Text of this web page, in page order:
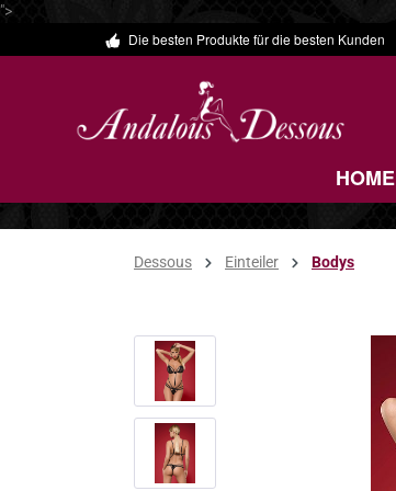
">
Hauptinhalt springen
Zur Suche springen
Zur Hauptnavigation springen
Die besten Produkte für die besten Kunden
HOME
Dessous Einteiler Bodys
Bildergalerie überspringen